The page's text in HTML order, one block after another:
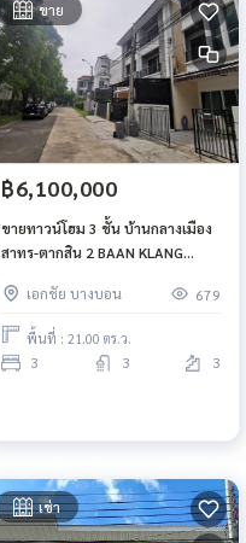
ขาย
฿6,100,000
ขายทาวน์โฮม 3 ชั้น บ้านกลางเมือง
สาทร-ตากสิน​ 2 BAAN KLANG
เอกชัย บางบอน
679
พื้นที่ : 21.00 ตร.ว.
3 3 3
เช่า